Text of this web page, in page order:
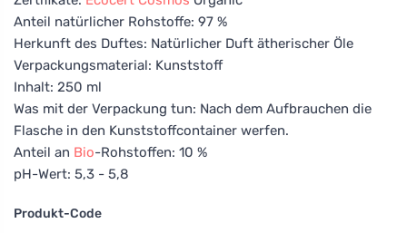
Anteil natürlicher Rohstoffe: 97 %
Herkunft des Duftes: Natürlicher Duft ätherischer Öle
Verpackungsmaterial: Kunststoff
Inhalt: 250 ml
Was mit der Verpackung tun: Nach dem Aufbrauchen die
Flasche in den Kunststoffcontainer werfen.
Anteil an Bio-Rohstoffen: 10 %
pH-Wert: 5,3 - 5,8
Produkt-Code